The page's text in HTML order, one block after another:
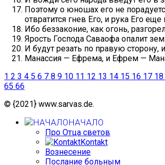
Поэтому о юношах его не
отвратится гнев Его, и рука Его еще
Ибо беззаконие, как огонь,
Ярость Господа Саваофа опалит
И будут резать по правую
Манассия — Ефрема, и Ефрем —
1 2 3 4 5 6 7 8 9 10 11 12 13 14 15 16 17 18
65 66
© {2021} www.sarvas.de.
НАЧАЛО
Про Отца светов
Kontakt
Вознесение
Послание больным